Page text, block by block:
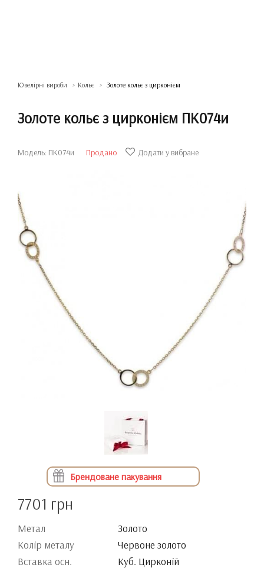
Ювелірні вироби Кольє Золоте кольє з цирконієм
Золоте кольє з цирконієм ПК074и
Модель: ПК074и Продано Додати у вибране
Брендоване пакування
7701 грн
Метал
Золото
Колір металу
Червоне золото
Вставка осн.
Куб. Цирконій